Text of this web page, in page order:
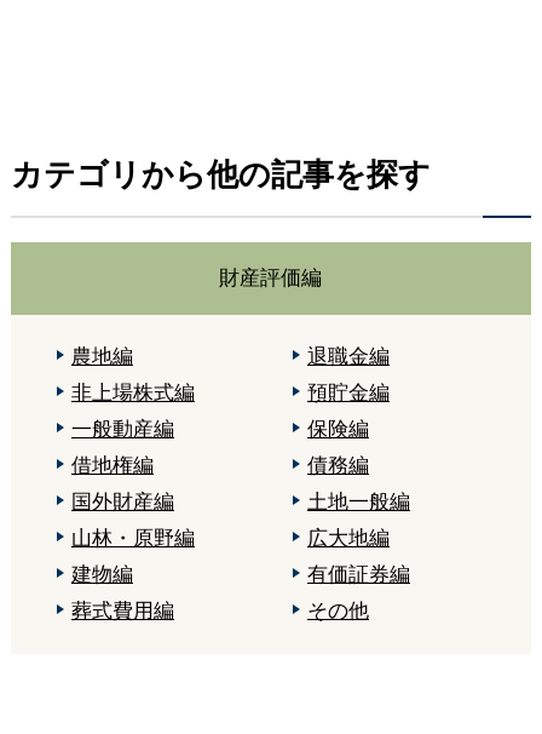
カテゴリから他の記事を探す
財産評価編
農地編
退職金編
非上場株式編
預貯金編
一般動産編
保険編
借地権編
債務編
国外財産編
土地一般編
山林・原野編
広大地編
建物編
有価証券編
葬式費用編
その他